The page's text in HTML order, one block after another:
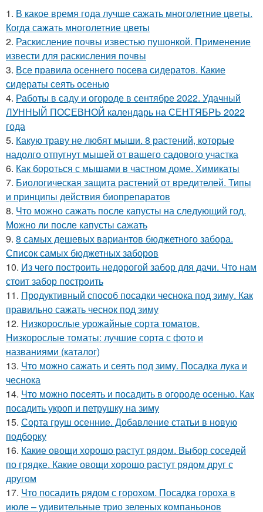
1. В какое время года лучше сажать многолетние цветы.
Когда сажать многолетние цветы
2. Раскисление почвы известью пушонкой. Применение
извести для раскисления почвы
3. Все правила осеннего посева сидератов. Какие
сидераты сеять осенью
4. Работы в саду и огороде в сентябре 2022. Удачный
ЛУННЫЙ ПОСЕВНОЙ календарь на СЕНТЯБРЬ 2022
года
5. Какую траву не любят мыши. 8 растений, которые
надолго отпугнут мышей от вашего садового участка
6. Как бороться с мышами в частном доме. Химикаты
7. Биологическая защита растений от вредителей. Типы
и принципы действия биопрепаратов
8. Что можно сажать после капусты на следующий год.
Можно ли после капусты сажать
9. 8 самых дешевых вариантов бюджетного забора.
Список самых бюджетных заборов
10. Из чего построить недорогой забор для дачи. Что нам
стоит забор построить
11. Продуктивный способ посадки чеснока под зиму. Как
правильно сажать чеснок под зиму
12. Низкорослые урожайные сорта томатов.
Низкорослые томаты: лучшие сорта с фото и
названиями (каталог)
13. Что можно сажать и сеять под зиму. Посадка лука и
чеснока
14. Что можно посеять и посадить в огороде осенью. Как
посадить укроп и петрушку на зиму
15. Сорта груш осенние. Добавление статьи в новую
подборку
16. Какие овощи хорошо растут рядом. Выбор соседей
по грядке. Какие овощи хорошо растут рядом друг с
другом
17. Что посадить рядом с горохом. Посадка гороха в
июле – удивительные трио зеленых компаньонов